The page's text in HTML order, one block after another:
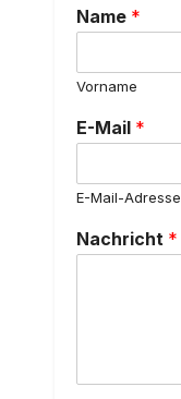
Name *
Vorname
E-Mail *
E-Mail-Adresse
D
S
i
Nachricht *